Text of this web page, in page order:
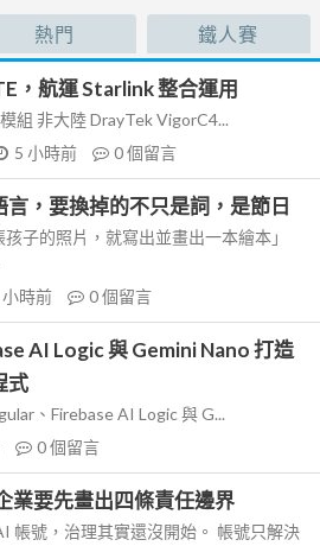
熱門 鐵人賽
，航運 Starlink 整合運用
組 非大陸 DrayTek VigorC4...
5 小時前 0個留言
，要換掉的不只是詞，是節日
子的照片，就寫出並畫出一本繪本」
小時前 0個留言
AI Logic 與 Gemini Nano 打造
式
、Firebase AI Logic 與 G...
0個留言
業要先畫出四條責任邊界
帳號，治理其實還沒開始。 帳號只解決